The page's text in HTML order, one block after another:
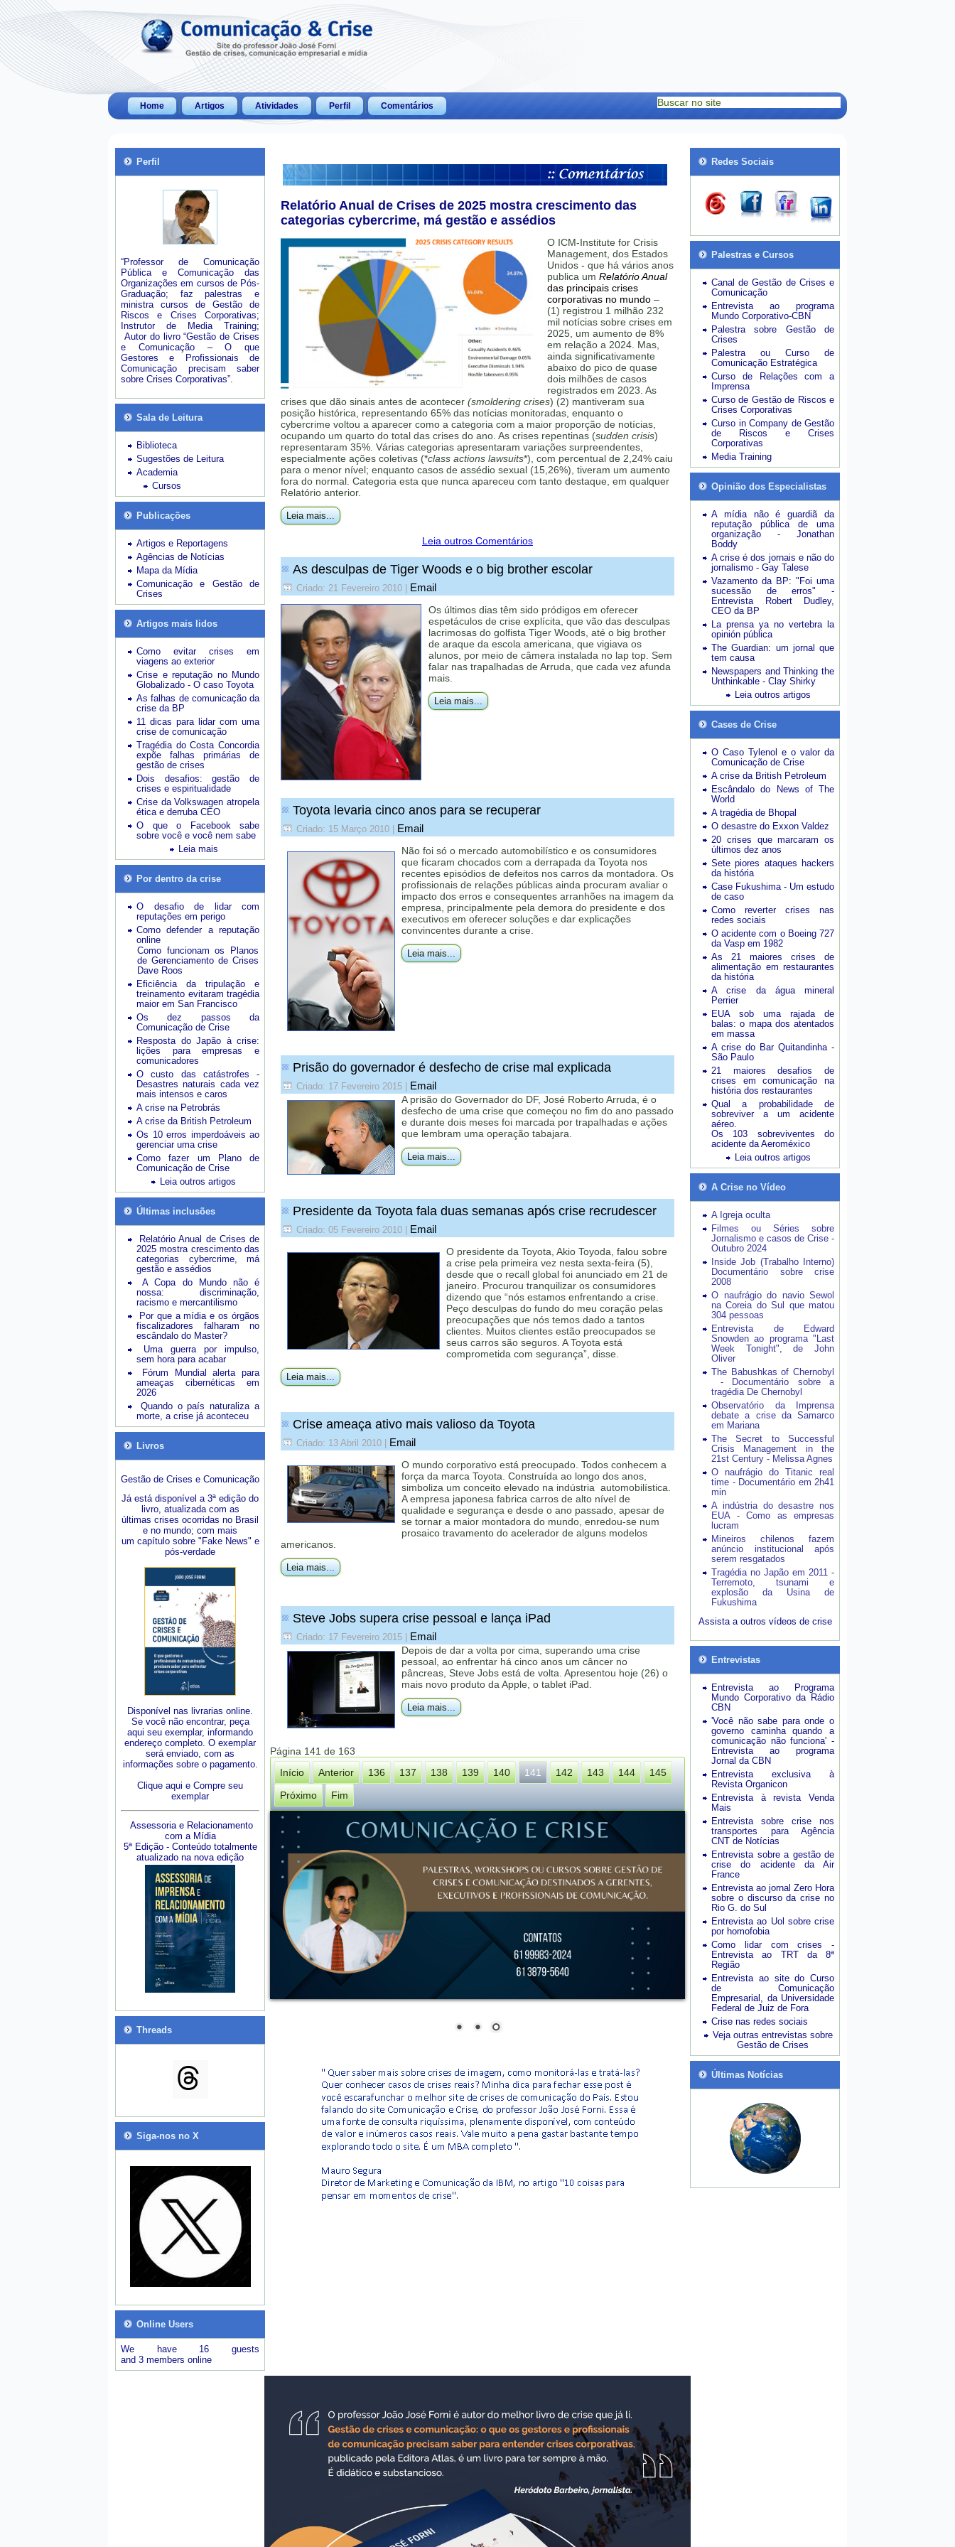
Home Artigos Atividades Perfil Comentários
Perfil
“Professor de Comunicação
Pública e Comunicação das
Organizações em cursos de Pós-
Graduação; faz palestras e
ministra cursos de Gestão de
Riscos e Crises Corporativas;
Instrutor de Media Training;
Autor do livro “Gestão de Crises
e Comunicação – O que
Gestores e Profissionais de
Comunicação precisam saber
sobre Crises Corporativas”.
Sala de Leitura
Biblioteca
Sugestões de Leitura
Academia
Cursos
Publicações
Artigos e Reportagens
Agências de Notícias
Mapa da Mídia
Comunicação e Gestão de
Crises
Artigos mais lidos
Como evitar crises em
viagens ao exterior
Crise e reputação no Mundo
Globalizado - O caso Toyota
As falhas de comunicação da
crise da BP
11 dicas para lidar com uma
crise de comunicação
Tragédia do Costa Concordia
expõe falhas primárias de
gestão de crises
Dois desafios: gestão de
crises e espiritualidade
Crise da Volkswagen atropela
ética e derruba CEO
O que o Facebook sabe
sobre você e você nem sabe
Leia mais
Por dentro da crise
O desafio de lidar com
reputações em perigo
Como defender a reputação
online
Como funcionam os Planos
de Gerenciamento de Crises
Dave Roos
Eficiência da tripulação e
treinamento evitaram tragédia
maior em San Francisco
Os dez passos da
Comunicação de Crise
Resposta do Japão à crise:
lições para empresas e
comunicadores
O custo das catástrofes -
Desastres naturais cada vez
mais intensos e caros
A crise na Petrobrás
A crise da British Petroleum
Os 10 erros imperdoáveis ao
gerenciar uma crise
Como fazer um Plano de
Comunicação de Crise
Leia outros artigos
Últimas inclusões
Relatório Anual de Crises de
2025 mostra crescimento das
categorias cybercrime, má
gestão e assédios
A Copa do Mundo não é
nossa: discriminação,
racismo e mercantilismo
Por que a mídia e os órgãos
fiscalizadores falharam no
escândalo do Master?
Uma guerra por impulso,
sem hora para acabar
Fórum Mundial alerta para
ameaças cibernéticas em
2026
Quando o país naturaliza a
morte, a crise já aconteceu
Livros
Gestão de Crises e Comunicação
Já está disponível a 3ª edição do
livro, atualizada com as
últimas crises ocorridas no Brasil
e no mundo; com mais
um capítulo sobre "Fake News" e
pós-verdade
Disponível nas livrarias online.
Se você não encontrar, peça
aqui seu exemplar, informando
endereço completo. O exemplar
será enviado, com as
informações sobre o pagamento.
Clique aqui e Compre seu
exemplar
Assessoria e Relacionamento
com a Mídia
5ª Edição - Conteúdo totalmente
atualizado na nova edição
Threads
Siga-nos no X
Online Users
We have 16 guests
and 3 members online
Relatório Anual de Crises de 2025 mostra crescimento das
categorias cybercrime, má gestão e assédios
O ICM-Institute for Crisis
Management, dos Estados
Unidos - que há vários anos
publica um Relatório Anual
das principais crises
corporativas no mundo –
(1) registrou 1 milhão 232
mil notícias sobre crises em
2025, um aumento de 8%
em relação a 2024. Mas,
ainda significativamente
abaixo do pico de quase
dois milhões de casos
registrados em 2023. As
crises que dão sinais antes de acontecer (smoldering crises) (2) mantiveram sua
posição histórica, representando 65% das notícias monitoradas, enquanto o
cybercrime voltou a aparecer como a categoria com a maior proporção de notícias,
ocupando um quarto do total das crises do ano. As crises repentinas (sudden crisis)
representaram 35%. Várias categorias apresentaram variações surpreendentes,
especialmente ações coletivas (*class actions lawsuits*), com percentual de 2,24% caiu
para o menor nível; enquanto casos de assédio sexual (15,26%), tiveram um aumento
fora do normal. Categoria esta que nunca apareceu com tanto destaque, em qualquer
Relatório anterior.
Leia mais...
Leia outros Comentários
As desculpas de Tiger Woods e o big brother escolar
Criado: 21 Fevereiro 2010 Email
Os últimos dias têm sido pródigos em oferecer
espetáculos de crise explícita, que vão das desculpas
lacrimosas do golfista Tiger Woods, até o big brother
de araque da escola americana, que vigiava os
alunos, por meio de câmera instalada no lap top. Sem
falar nas trapalhadas de Arruda, que cada vez afunda
mais.
Leia mais...
Toyota levaria cinco anos para se recuperar
Criado: 15 Março 2010 Email
Não foi só o mercado automobilístico e os consumidores
que ficaram chocados com a derrapada da Toyota nos
recentes episódios de defeitos nos carros da montadora. Os
profissionais de relações públicas ainda procuram avaliar o
impacto dos erros e consequentes arranhões na imagem da
empresa, principalmente pela demora do presidente e dos
executivos em oferecer soluções e dar explicações
convincentes durante a crise.
Leia mais...
Prisão do governador é desfecho de crise mal explicada
Criado: 17 Fevereiro 2015 Email
A prisão do Governador do DF, José Roberto Arruda, é o
desfecho de uma crise que começou no fim do ano passado
e durante dois meses foi marcada por trapalhadas e ações
que lembram uma operação tabajara.
Leia mais...
Presidente da Toyota fala duas semanas após crise recrudescer
Criado: 05 Fevereiro 2010 Email
O presidente da Toyota, Akio Toyoda, falou sobre
a crise pela primeira vez nesta sexta-feira (5),
desde que o recall global foi anunciado em 21 de
janeiro. Procurou tranquilizar os consumidores
dizendo que “nós estamos enfrentando a crise.
Peço desculpas do fundo do meu coração pelas
preocupações que nós temos dado a tantos
clientes. Muitos clientes estão preocupados se
seus carros são seguros. A Toyota está
comprometida com segurança”, disse.
Leia mais...
Crise ameaça ativo mais valioso da Toyota
Criado: 13 Abril 2010 Email
O mundo corporativo está preocupado. Todos conhecem a
força da marca Toyota. Construída ao longo dos anos,
simboliza um conceito elevado na indústria automobilística.
A empresa japonesa fabrica carros de alto nível de
qualidade e segurança e desde o ano passado, apesar de
se tornar a maior montadora do mundo, enredou-se num
prosaico travamento do acelerador de alguns modelos
americanos.
Leia mais...
Steve Jobs supera crise pessoal e lança iPad
Criado: 17 Fevereiro 2015 Email
Depois de dar a volta por cima, superando uma crise
pessoal, ao enfrentar há cinco anos um câncer no
pâncreas, Steve Jobs está de volta. Apresentou hoje (26) o
mais novo produto da Apple, o tablet iPad.
Leia mais...
Página 141 de 163
Início
Anterior 136 137 138 139 140 141 142 143 144
145
Próximo
Fim
Redes Sociais
Palestras e Cursos
Canal de Gestão de Crises e
Comunicação
Entrevista ao programa
Mundo Corporativo-CBN
Palestra sobre Gestão de
Crises
Palestra ou Curso de
Comunicação Estratégica
Curso de Relações com a
Imprensa
Curso de Gestão de Riscos e
Crises Corporativas
Curso in Company de Gestão
de Riscos e Crises
Corporativas
Media Training
Opinião dos Especialistas
A mídia não é guardiã da
reputação pública de uma
organização - Jonathan
Boddy
A crise é dos jornais e não do
jornalismo - Gay Talese
Vazamento da BP: "Foi uma
sucessão de erros" -
Entrevista Robert Dudley,
CEO da BP
La prensa ya no vertebra la
opinión pública
The Guardian: um jornal que
tem causa
Newspapers and Thinking the
Unthinkable - Clay Shirky
Leia outros artigos
Cases de Crise
O Caso Tylenol e o valor da
Comunicação de Crise
A crise da British Petroleum
Escândalo do News of The
World
A tragédia de Bhopal
O desastre do Exxon Valdez
20 crises que marcaram os
últimos dez anos
Sete piores ataques hackers
da história
Case Fukushima - Um estudo
de caso
Como reverter crises nas
redes sociais
O acidente com o Boeing 727
da Vasp em 1982
As 21 maiores crises de
alimentação em restaurantes
da história
A crise da água mineral
Perrier
EUA sob uma rajada de
balas: o mapa dos atentados
em massa
A crise do Bar Quitandinha -
São Paulo
21 maiores desafios de
crises em comunicação na
história dos restaurantes
Qual a probabilidade de
sobreviver a um acidente
aéreo.
Os 103 sobreviventes do
acidente da Aeroméxico
Leia outros artigos
A Crise no Vídeo
A Igreja oculta
Filmes ou Séries sobre
Jornalismo e casos de Crise -
Outubro 2024
Inside Job (Trabalho Interno)
Documentário sobre crise
2008
O naufrágio do navio Sewol
na Coreia do Sul que matou
304 pessoas
Entrevista de Edward
Snowden ao programa "Last
Week Tonight", de John
Oliver
The Babushkas of Chernobyl
- Documentário sobre a
tragédia De Chernobyl
Observatório da Imprensa
debate a crise da Samarco
em Mariana
The Secret to Successful
Crisis Management in the
21st Century - Melissa Agnes
O naufrágio do Titanic real
time - Documentário em 2h41
min
A indústria do desastre nos
EUA - Como as empresas
lucram
Mineiros chilenos fazem
anúncio institucional após
serem resgatados
Tragédia no Japão em 2011 -
Terremoto, tsunami e
explosão da Usina de
Fukushima
Assista a outros vídeos de crise
Entrevistas
Entrevista ao Programa
Mundo Corporativo da Rádio
CBN
'Você não sabe para onde o
governo caminha quando a
comunicação não funciona' -
Entrevista ao programa
Jornal da CBN
Entrevista exclusiva à
Revista Organicon
Entrevista à revista Venda
Mais
Entrevista sobre crise nos
transportes para Agência
CNT de Notícias
Entrevista sobre a gestão de
crise do acidente da Air
France
Entrevista ao jornal Zero Hora
sobre o discurso da crise no
Rio G. do Sul
Entrevista ao Uol sobre crise
por homofobia
Como lidar com crises -
Entrevista ao TRT da 8ª
Região
Entrevista ao site do Curso
de Comunicação
Empresarial, da Universidade
Federal de Juiz de Fora
Crise nas redes sociais
Veja outras entrevistas sobre
Gestão de Crises
Últimas Notícias